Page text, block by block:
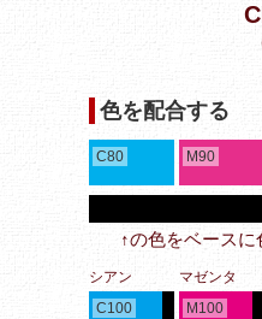
色を配合する
C80 M90
↑の色をベースに
シアン
C100
マゼンタ
M100